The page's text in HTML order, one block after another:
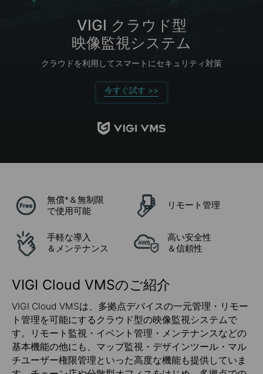
VIGI クラウド型
映像監視システム
クラウドを利用してスマートにセキュリティ対策
今すぐ試す >>
無償*＆無制限
で使用可能
リモート管理
手軽な導入
＆メンテナンス
高い安全性
＆信頼性
VIGI Cloud VMSのご紹介
VIGI Cloud VMSは、多拠点デバイスの一元管理・リモー
ト管理を可能にするクラウド型の映像監視システムで
す。リモート監視・イベント管理・メンテナンスなどの
基本機能の他にも、マップ監視・デザインツール・マル
チユーザー権限管理といった高度な機能も提供していま